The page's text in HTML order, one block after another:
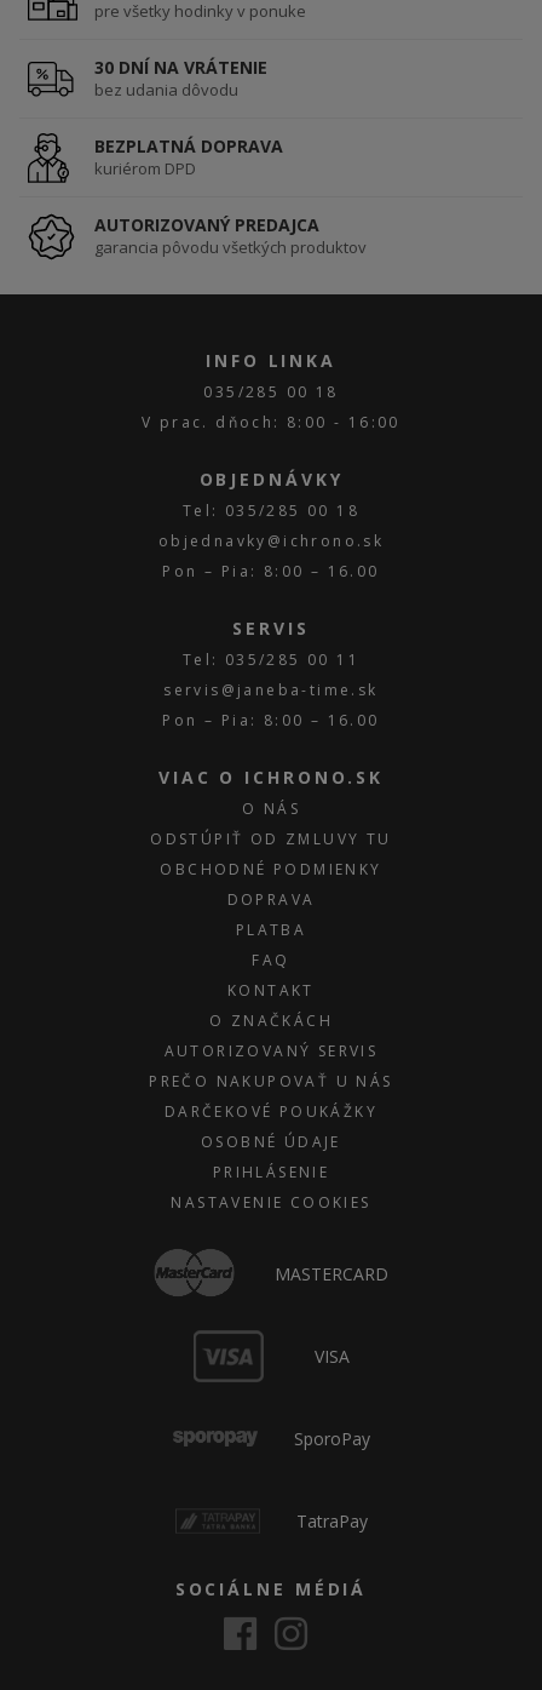
pre všetky hodinky v ponuke
30 DNÍ NA VRÁTENIE
bez udania dôvodu
BEZPLATNÁ DOPRAVA
kuriérom DPD
AUTORIZOVANÝ PREDAJCA
garancia pôvodu všetkých produktov
INFO LINKA
035/285 00 18
V prac. dňoch: 8:00 - 16:00
OBJEDNÁVKY
Tel: 035/285 00 18
objednavky@ichrono.sk
Pon – Pia: 8:00 – 16.00
SERVIS
Tel: 035/285 00 11
servis@janeba-time.sk
Pon – Pia: 8:00 – 16.00
VIAC O ICHRONO.SK
O NÁS
ODSTÚPIŤ OD ZMLUVY TU
OBCHODNÉ PODMIENKY
DOPRAVA
PLATBA
FAQ
KONTAKT
O ZNAČKÁCH
AUTORIZOVANÝ SERVIS
PREČO NAKUPOVAŤ U NÁS
DARČEKOVÉ POUKÁŽKY
OSOBNÉ ÚDAJE
PRIHLÁSENIE
NASTAVENIE COOKIES
MASTERCARD
VISA
SporoPay
TatraPay
SOCIÁLNE MÉDIÁ